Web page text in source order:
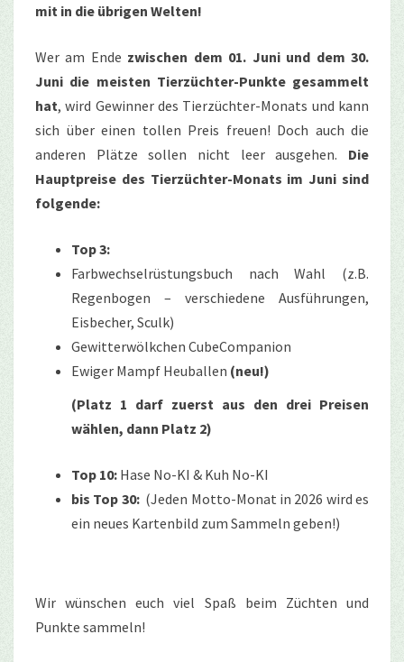
mit in die übrigen Welten!
Wer am Ende zwischen dem 01. Juni und dem 30.
Juni die meisten Tierzüchter-Punkte gesammelt
hat, wird Gewinner des Tierzüchter-Monats und kann
sich über einen tollen Preis freuen! Doch auch die
anderen Plätze sollen nicht leer ausgehen. Die
Hauptpreise des Tierzüchter-Monats im Juni sind
folgende:
Top 3:
Farbwechselrüstungsbuch nach Wahl (z.B.
Regenbogen – verschiedene Ausführungen,
Eisbecher, Sculk)
Gewitterwölkchen CubeCompanion
Ewiger Mampf Heuballen (neu!)
(Platz 1 darf zuerst aus den drei Preisen
wählen, dann Platz 2)
Top 10: Hase No-KI & Kuh No-KI
bis Top 30:(Jeden Motto-Monat in 2026 wird es
ein neues Kartenbild zum Sammeln geben!)
Wir wünschen euch viel Spaß beim Züchten und
Punkte sammeln!